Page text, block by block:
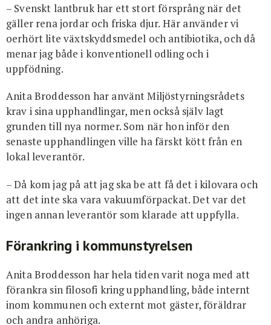
– Svenskt lantbruk har ett stort försprång när det
gäller rena jordar och friska djur. Här använder vi
oerhört lite växtskyddsmedel och antibiotika, och då
menar jag både i konventionell odling och i
uppfödning.
Anita Broddesson har använt Miljöstyrningsrådets
krav i sina upphandlingar, men också själv lagt
grunden till nya normer. Som när hon inför den
senaste upphandlingen ville ha färskt kött från en
lokal leverantör.
– Då kom jag på att jag ska be att få det i kilovara och
att det inte ska vara vakuumförpackat. Det var det
ingen annan leverantör som klarade att uppfylla.
Förankring i kommunstyrelsen
Anita Broddesson har hela tiden varit noga med att
förankra sin filosofi kring upphandling, både internt
inom kommunen och externt mot gäster, föräldrar
och andra anhöriga.